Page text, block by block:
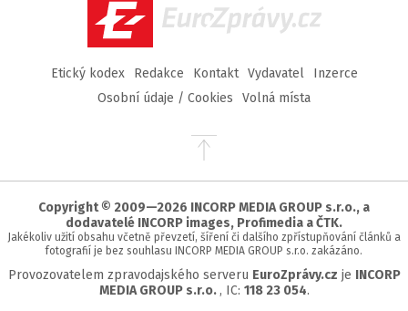
EuroZprávy.cz
Etický kodex Redakce Kontakt Vydavatel
Inzerce
Osobní údaje / Cookies
Volná místa
Přejít
stránky
Copyright © 2009—2026 INCORP MEDIA GROUP s.r.o., a
dodavatelé INCORP images, Profimedia a ČTK.
Jakékoliv užití obsahu včetně převzetí, šíření či dalšího zpřístupňování článků a
fotografií je bez souhlasu INCORP MEDIA GROUP s.r.o. zakázáno.
Provozovatelem zpravodajského serveru EuroZprávy.cz je INCORP
MEDIA GROUP s.r.o. , IC: 118 23 054.